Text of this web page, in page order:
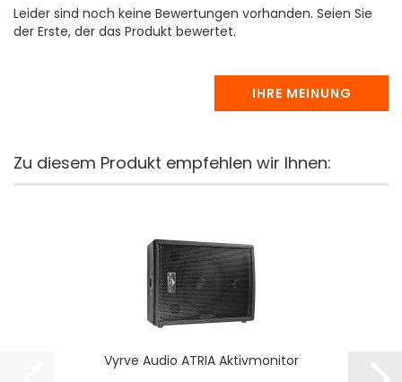
Leider sind noch keine Bewertungen vorhanden. Seien Sie
der Erste, der das Produkt bewertet.
IHRE MEINUNG
Zu diesem Produkt empfehlen wir Ihnen:
Vyrve Audio ATRIA Aktivmonitor